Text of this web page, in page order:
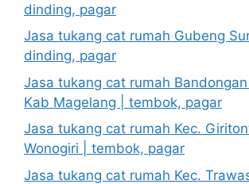
dinding, pagar
Jasa tukang cat rumah Gubeng
dinding, pagar
Jasa tukang cat rumah
Kab Magelang | tembok, pagar
Jasa tukang cat rumah Kec.
Wonogiri | tembok, pagar
Jasa tukang cat rumah Kec.